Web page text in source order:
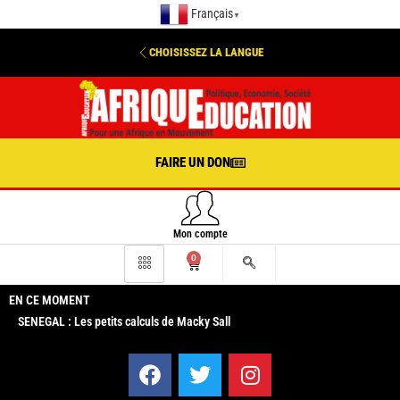
Français ▼
CHOISISSEZ LA LANGUE
FAIRE UN DON
Mon compte
0
EN CE MOMENT
SENEGAL : Les petits calculs de Macky Sall